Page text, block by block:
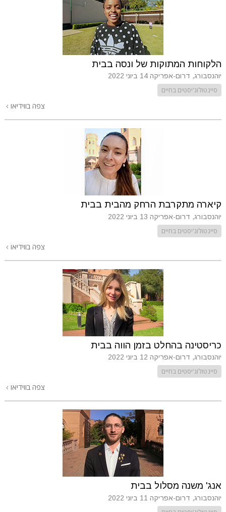
הלקוחות המתוקות של ונסה בבית
יוהנסבורג, דרום-אפריקה 14 ביוני 2022
סיינטולוג'יסטים בחיים
צפה בווידיאו
קיארה מתקרבת הרחק מהבית בבית
יוהנסבורג, דרום-אפריקה 13 ביוני 2022
סיינטולוג'יסטים בחיים
צפה בווידיאו
כריסטינה בהחלט בזמן הווה בבית
יוהנסבורג, דרום-אפריקה 12 ביוני 2022
סיינטולוג'יסטים בחיים
צפה בווידיאו
אנג' משנה מסלול בבית
יוהנסבורג, דרום-אפריקה 11 ביוני 2022